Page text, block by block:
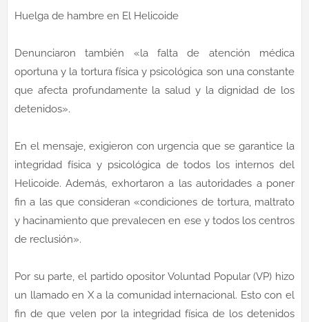
Huelga de hambre en El Helicoide
Denunciaron también «la falta de atención médica
oportuna y la tortura física y psicológica son una constante
que afecta profundamente la salud y la dignidad de los
detenidos».
En el mensaje, exigieron con urgencia que se garantice la
integridad física y psicológica de todos los internos del
Helicoide. Además, exhortaron a las autoridades a poner
fin a las que consideran «condiciones de tortura, maltrato
y hacinamiento que prevalecen en ese y todos los centros
de reclusión».
Por su parte, el partido opositor Voluntad Popular (VP) hizo
un llamado en X a la comunidad internacional. Esto con el
fin de que velen por la integridad física de los detenidos